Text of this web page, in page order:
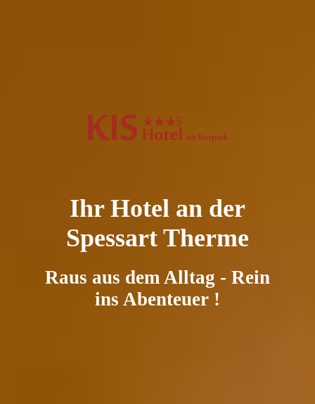
Ihr Hotel an der
Spessart Therme
Raus aus dem Alltag - Rein
ins Abenteuer !